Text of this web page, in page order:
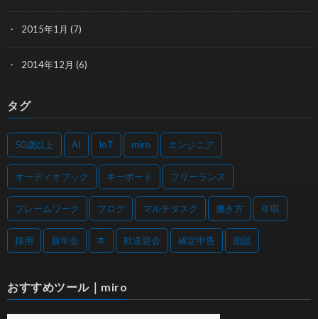
2015年1月 (7)
2014年12月 (6)
タグ
50歳以上 AI IoT miro エンジニア
オーディオブック キーボード フリーランス
フレームワーク ブログ マルチタスク 働き方 年収
採用 新年会 本 歓送迎会 確定申告 面談
おすすめツール｜miro